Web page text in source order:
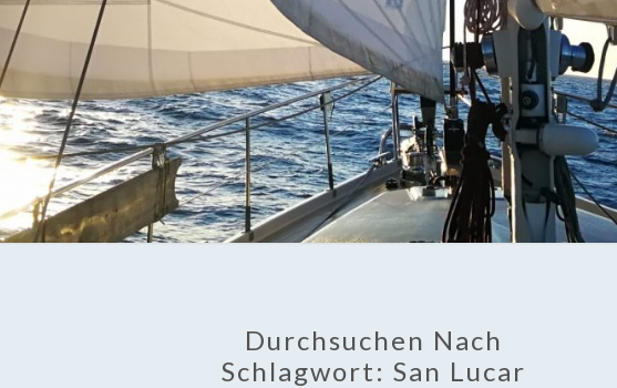
Durchsuchen Nach
Schlagwort: San Lucar